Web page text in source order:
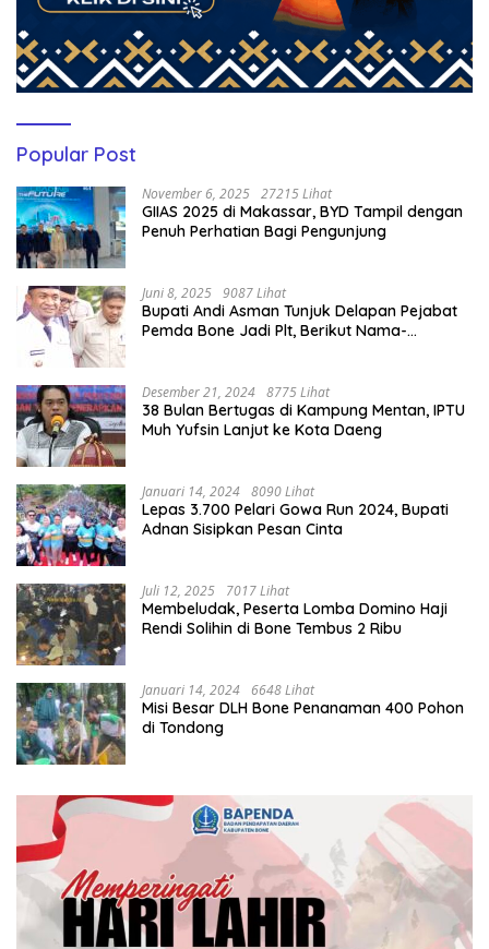
Popular Post
November 6, 2025 27215 Lihat
GIIAS 2025 di Makassar, BYD Tampil dengan
Penuh Perhatian Bagi Pengunjung
Juni 8, 2025 9087 Lihat
Bupati Andi Asman Tunjuk Delapan Pejabat
Pemda Bone Jadi Plt, Berikut Nama-
Desember 21, 2024 8775 Lihat
38 Bulan Bertugas di Kampung Mentan, IPTU
Muh Yufsin Lanjut ke Kota Daeng
Januari 14, 2024 8090 Lihat
Lepas 3.700 Pelari Gowa Run 2024, Bupati
Adnan Sisipkan Pesan Cinta
Juli 12, 2025 7017 Lihat
Membeludak, Peserta Lomba Domino Haji
Rendi Solihin di Bone Tembus 2 Ribu
Januari 14, 2024 6648 Lihat
Misi Besar DLH Bone Penanaman 400 Pohon
di Tondong